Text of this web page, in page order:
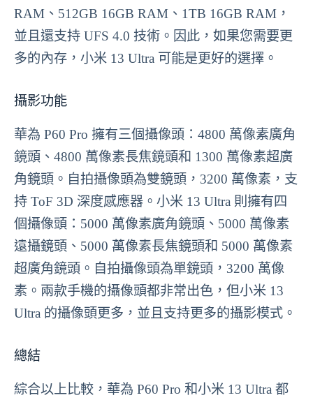
RAM、512GB 16GB RAM、1TB 16GB RAM，
並且還支持 UFS 4.0 技術。因此，如果您需要更
多的內存，小米 13 Ultra 可能是更好的選擇。
攝影功能
華為 P60 Pro 擁有三個攝像頭：4800 萬像素廣角
鏡頭、4800 萬像素長焦鏡頭和 1300 萬像素超廣
角鏡頭。自拍攝像頭為雙鏡頭，3200 萬像素，支
持 ToF 3D 深度感應器。小米 13 Ultra 則擁有四
個攝像頭：5000 萬像素廣角鏡頭、5000 萬像素
遠攝鏡頭、5000 萬像素長焦鏡頭和 5000 萬像素
超廣角鏡頭。自拍攝像頭為單鏡頭，3200 萬像
素。兩款手機的攝像頭都非常出色，但小米 13
Ultra 的攝像頭更多，並且支持更多的攝影模式。
總結
綜合以上比較，華為 P60 Pro 和小米 13 Ultra 都